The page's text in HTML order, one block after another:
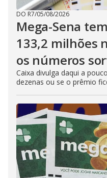
DO R7/05/08/2026
Mega-Sena
133,2 milhões
os números
Caixa divulga daqui a
dezenas ou se o prêmio